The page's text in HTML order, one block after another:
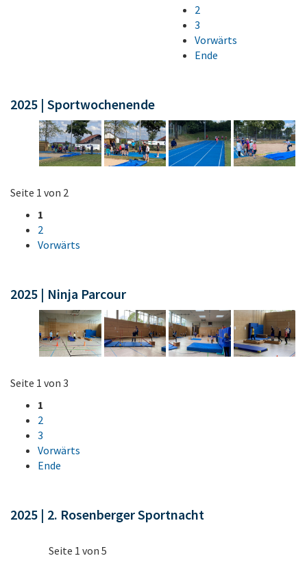
2
3
Vorwärts
Ende
2025 | Sportwochenende
Seite 1 von 2
1
2
Vorwärts
2025 | Ninja Parcour
Seite 1 von 3
1
2
3
Vorwärts
Ende
2025 | 2. Rosenberger Sportnacht
Seite 1 von 5